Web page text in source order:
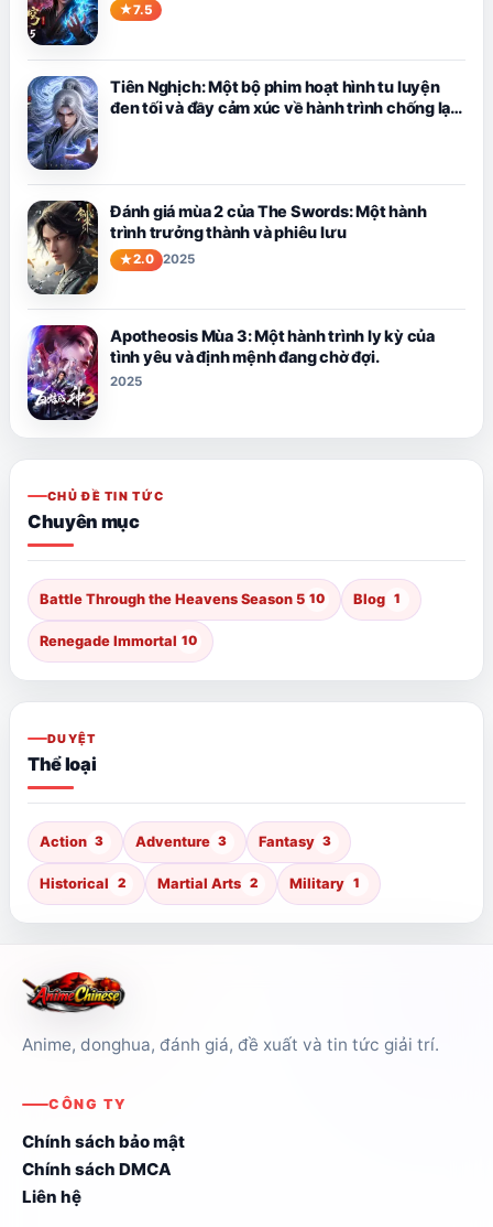
7.5
Tiên Nghịch: Một bộ phim hoạt hình tu luyện
đen tối và đầy cảm xúc về hành trình chống lại
Đánh giá mùa 2 của The Swords: Một hành
trình trưởng thành và phiêu lưu
2.0 2025
Apotheosis Mùa 3: Một hành trình ly kỳ của
tình yêu và định mệnh đang chờ đợi.
2025
CHỦ ĐỀ TIN TỨC
Chuyên mục
Battle Through the Heavens Season 5 10 Blog 1
Renegade Immortal 10
DUYỆT
Thể loại
Action 3 Adventure 3 Fantasy 3
Historical 2 Martial Arts 2 Military 1
Anime, donghua, đánh giá, đề xuất và tin tức giải trí.
CÔNG TY
Chính sách bảo mật
Chính sách DMCA
Liên hệ